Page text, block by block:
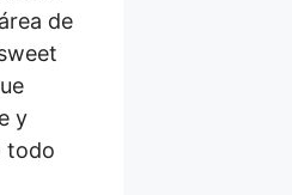
de
y
todo